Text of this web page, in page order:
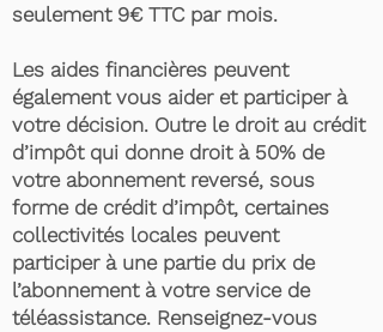
seulement 9€ TTC par mois.
Les aides financières peuvent
également vous aider et participer à
votre décision. Outre le droit au crédit
d’impôt qui donne droit à 50% de
votre abonnement reversé, sous
forme de crédit d’impôt, certaines
collectivités locales peuvent
participer à une partie du prix de
l’abonnement à votre service de
téléassistance. Renseignez-vous